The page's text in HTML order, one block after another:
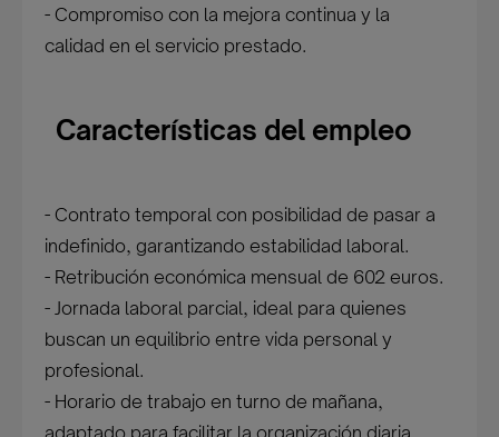
- Compromiso con la mejora continua y la
calidad en el servicio prestado.
Características del empleo
- Contrato temporal con posibilidad de pasar a
indefinido, garantizando estabilidad laboral.
- Retribución económica mensual de 602 euros.
- Jornada laboral parcial, ideal para quienes
buscan un equilibrio entre vida personal y
profesional.
- Horario de trabajo en turno de mañana,
adaptado para facilitar la organización diaria.